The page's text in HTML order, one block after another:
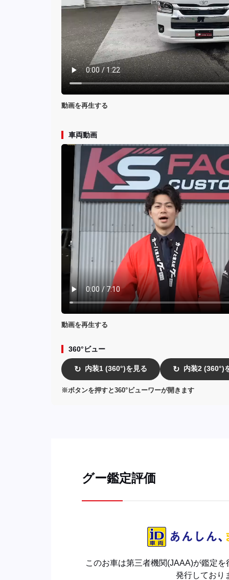
動画を再生する
車両動画
動画を再生する
360°ビュー
↻ 内装1 (360°)を見る ↻ 内装2 (360°)
※ボタンを押すと360°ビューワーが開きます
グー鑑定評価
このお車は第三者機関(JAAA)が鑑定
発行しており